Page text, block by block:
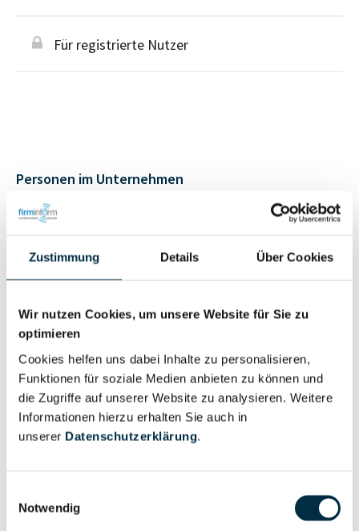
Zustimmung Details Über Cookies
Wir nutzen Cookies, um unsere Website für Sie zu
optimieren
Cookies helfen uns dabei Inhalte zu personalisieren,
Funktionen für soziale Medien anbieten zu können und
die Zugriffe auf unserer Website zu analysieren. Weitere
Informationen hierzu erhalten Sie auch in
unserer Datenschutzerklärung.
Notwendig
Für registrierte Nutzer
Personen im Unternehmen
Nutzer
Wirtschaftlich
Berechtigter
Vollständiges
Eigentums- und Kontrollstruktur
Unternehmensprofil